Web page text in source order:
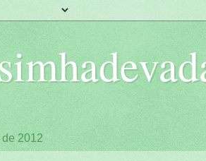
2012